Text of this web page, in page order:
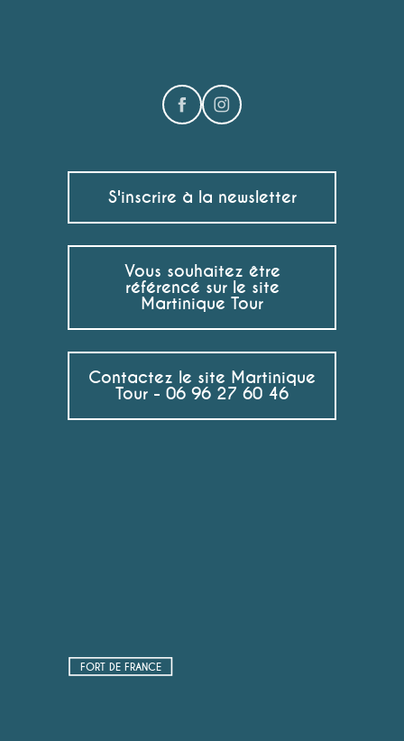
S'inscrire à la newsletter
Vous souhaitez être
référencé sur le site
Martinique Tour
Contactez le site Martinique
Tour - 06 96 27 60 46
FORT DE FRANCE